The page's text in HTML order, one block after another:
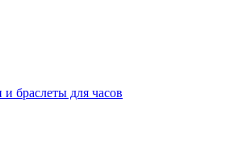
браслеты для часов